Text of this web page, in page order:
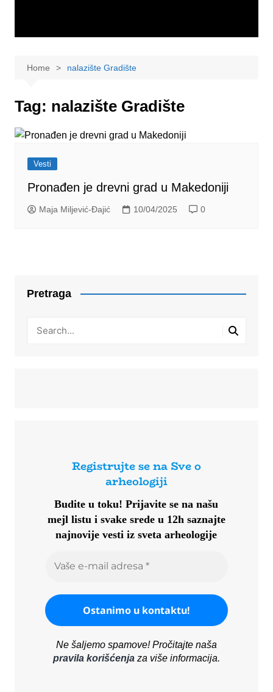
Home nalazište Gradište
Tag: nalazište Gradište
Vesti
Pronađen je drevni grad u Makedoniji
Maja Miljević-Đajić 10/04/2025 0
Pretraga
Registrujte se na Sve o
arheologiji
Budite u toku!Prijavite se na našu
mejl listu i svake srede u 12h saznajte
najnovije vesti iz sveta arheologije
Ne šaljemo spamove! Pročitajte naša
pravila korišćenjaza više informacija.